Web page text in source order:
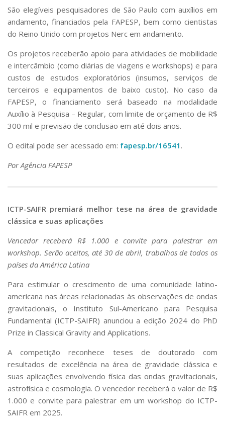
São elegíveis pesquisadores de São Paulo com auxílios em
andamento, financiados pela FAPESP, bem como cientistas
do Reino Unido com projetos Nerc em andamento.
Os projetos receberão apoio para atividades de mobilidade
e intercâmbio (como diárias de viagens e workshops) e para
custos de estudos exploratórios (insumos, serviços de
terceiros e equipamentos de baixo custo). No caso da
FAPESP, o financiamento será baseado na modalidade
Auxílio à Pesquisa – Regular, com limite de orçamento de R$
300 mil e previsão de conclusão em até dois anos.
O edital pode ser acessado em: fapesp.br/16541 .
Por Agência FAPESP
ICTP-SAIFR premiará melhor tese na área de gravidade
clássica e suas aplicações
Vencedor receberá R$ 1.000 e convite para palestrar em
workshop. Serão aceitos, até 30 de abril, trabalhos de todos os
países da América Latina
Para estimular o crescimento de uma comunidade latino-
americana nas áreas relacionadas às observações de ondas
gravitacionais, o Instituto Sul-Americano para Pesquisa
Fundamental (ICTP-SAIFR) anunciou a edição 2024 do PhD
Prize in Classical Gravity and Applications.
A competição reconhece teses de doutorado com
resultados de excelência na área de gravidade clássica e
suas aplicações envolvendo física das ondas gravitacionais,
astrofísica e cosmologia. O vencedor receberá o valor de R$
1.000 e convite para palestrar em um workshop do ICTP-
SAIFR em 2025.